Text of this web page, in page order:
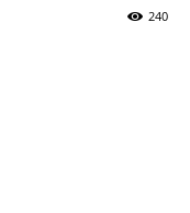
240